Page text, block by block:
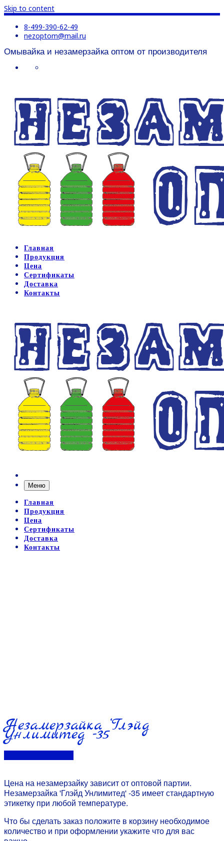
Skip to content
8-499-390-62-49
nezoptom@mail.ru
Омывайка и незамерзайка оптом от производителя
Главная
Продукция
Цена
Сертификаты
Доставка
Контакты
Меню
Главная
Продукция
Цена
Сертификаты
Доставка
Контакты
Незамерзайка ‘Глэйд
Унлимитед’ -35
Цена на незамерзайку зависит от оптовой партии.
Незамерзайка 'Глэйд Унлимитед' -35 имеет стандартную
этикетку при любой температуре.
Что бы сделать заказ положите в корзину необходимое
количество и при оформлении укажите что для вас